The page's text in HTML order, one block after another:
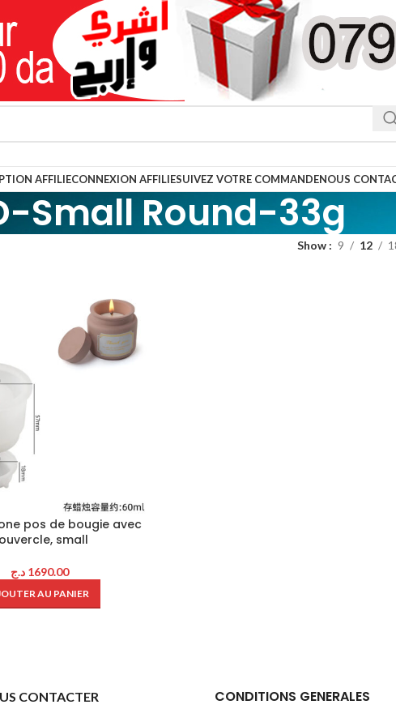
AFFILIECONNEXION AFFILIESUIVEZ VOTRE COMMANDENOUS
Small Round-33g
Show 9 12
pos de bougie avec
small
1690.00 د.ج
AU PANIER
CONTACTER CONDITIONS GENERALES